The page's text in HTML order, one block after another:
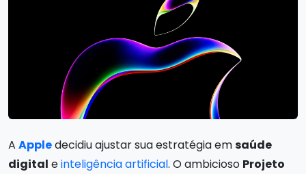
A Appledecidiu ajustar sua estratégia emsaúde
digital einteligência artificial. O ambicioso Projeto